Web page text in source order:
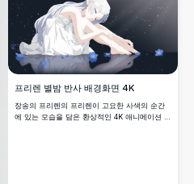
프리렌 별밤 반사 배경화면 4K
장송의 프리렌의 프리렌이 고요한 사색의 순간
에 있는 모습을 담은 환상적인 4K 애니메이션 배